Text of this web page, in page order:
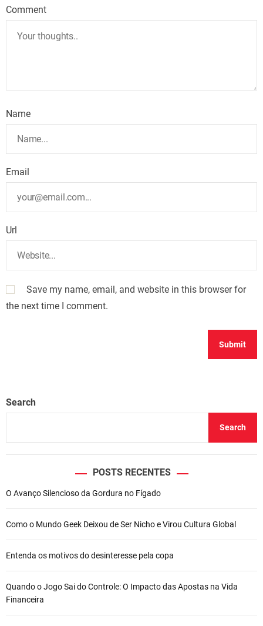
Comment
Name
Email
Url
Save my name, email, and website in this browser for
the next time I comment.
Search
Search
POSTS RECENTES
O Avanço Silencioso da Gordura no Fígado
Como o Mundo Geek Deixou de Ser Nicho e Virou Cultura Global
Entenda os motivos do desinteresse pela copa
Quando o Jogo Sai do Controle: O Impacto das Apostas na Vida
Financeira